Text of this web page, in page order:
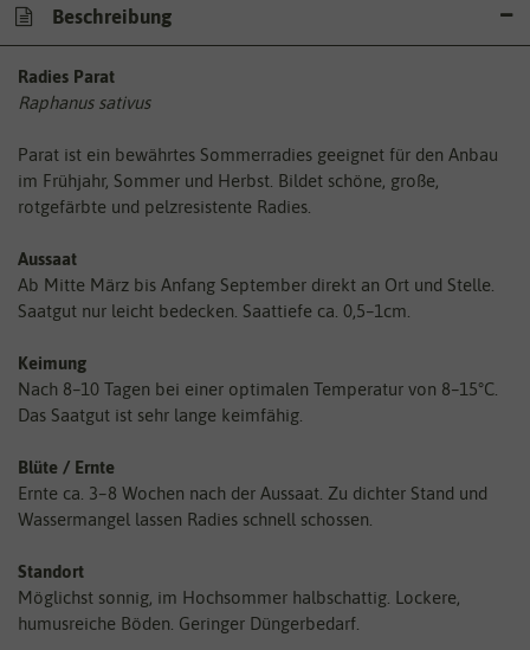
Beschreibung
Radies Parat
Raphanus sativus
Parat ist ein bewährtes Sommerradies geeignet für den Anbau
im Frühjahr, Sommer und Herbst. Bildet schöne, große,
rotgefärbte und pelzresistente Radies.
Aussaat
Ab Mitte März bis Anfang September direkt an Ort und Stelle.
Saatgut nur leicht bedecken. Saattiefe ca. 0,5–1cm.
Keimung
Nach 8–10 Tagen bei einer optimalen Temperatur von 8–15°C.
Das Saatgut ist sehr lange keimfähig.
Blüte / Ernte
Ernte ca. 3–8 Wochen nach der Aussaat. Zu dichter Stand und
Wassermangel lassen Radies schnell schossen.
Standort
Möglichst sonnig, im Hochsommer halbschattig. Lockere,
humusreiche Böden. Geringer Düngerbedarf.